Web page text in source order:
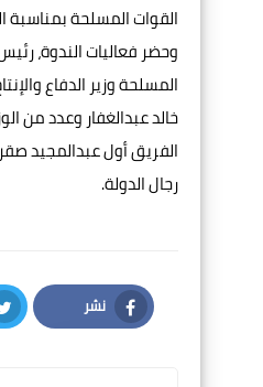
القوات المسلحة بمناسبة الذكرى الـ 52 لانتصارات
وحضر فعاليات الندوة،
المسلحة وزير الدفاع
خالد عبدالغفار وعدد من
الفريق أول عبدالمجيد
رجال الدولة.
نشر
Facebook